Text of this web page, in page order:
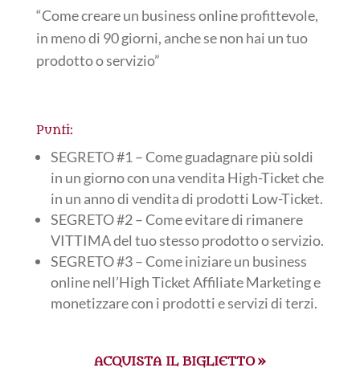
“Come creare un business online profittevole,
in meno di 90 giorni, anche se non hai un tuo
prodotto o servizio”
Punti:
SEGRETO #1 – Come guadagnare più soldi
in un giorno con una vendita High-Ticket che
in un anno di vendita di prodotti Low-Ticket.
SEGRETO #2 – Come evitare di rimanere
VITTIMA del tuo stesso prodotto o servizio.
SEGRETO #3 – Come iniziare un business
online nell’High Ticket Affiliate Marketing e
monetizzare con i prodotti e servizi di terzi.
ACQUISTA IL BIGLIETTO »